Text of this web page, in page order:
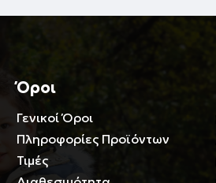
Όροι
Γενικοί Όροι
Πληροφορίες Προϊόντων
Τιμές